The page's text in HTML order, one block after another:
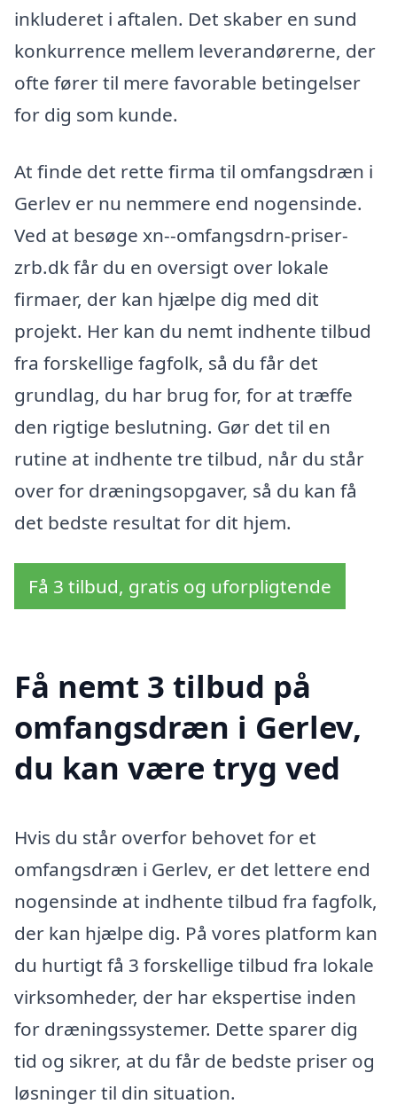
inkluderet i aftalen. Det skaber en sund
konkurrence mellem leverandørerne, der
ofte fører til mere favorable betingelser
for dig som kunde.
At finde det rette firma til omfangsdræn i
Gerlev er nu nemmere end nogensinde.
Ved at besøge xn--omfangsdrn-priser-
zrb.dk får du en oversigt over lokale
firmaer, der kan hjælpe dig med dit
projekt. Her kan du nemt indhente tilbud
fra forskellige fagfolk, så du får det
grundlag, du har brug for, for at træffe
den rigtige beslutning. Gør det til en
rutine at indhente tre tilbud, når du står
over for dræningsopgaver, så du kan få
det bedste resultat for dit hjem.
Få 3 tilbud, gratis og uforpligtende
Få nemt 3 tilbud på
omfangsdræn i Gerlev,
du kan være tryg ved
Hvis du står overfor behovet for et
omfangsdræn i Gerlev, er det lettere end
nogensinde at indhente tilbud fra fagfolk,
der kan hjælpe dig. På vores platform kan
du hurtigt få 3 forskellige tilbud fra lokale
virksomheder, der har ekspertise inden
for dræningssystemer. Dette sparer dig
tid og sikrer, at du får de bedste priser og
løsninger til din situation.